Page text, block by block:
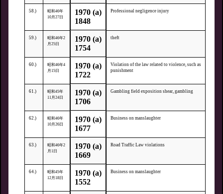
58.)
昭和46年
10月27日
1970 (a)
1848
Professional negligence injury
59.)
昭和46年2
月25日
1970 (a)
1754
theft
60.)
昭和46年4
月15日
1970 (a)
1722
Violation of the law related to violence, such as
punishment
61.)
昭和45年
11月24日
1970 (a)
1706
Gambling field exposition shear, gambling
62.)
昭和46年
10月26日
1970 (a)
1677
Business on manslaughter
63.)
昭和46年2
月1日
1970 (a)
1669
Road Traffic Law violations
64.)
昭和45年
12月18日
1970 (a)
1552
Business on manslaughter